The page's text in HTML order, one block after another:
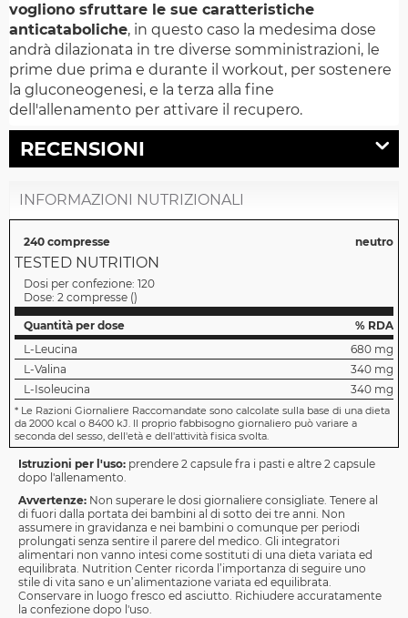
vogliono sfruttare le sue caratteristiche
anticataboliche, in questo caso la medesima dose
andrà dilazionata in tre diverse somministrazioni, le
prime due prima e durante il workout, per sostenere
la gluconeogenesi, e la terza alla fine
dell'allenamento per attivare il recupero.
RECENSIONI
INFORMAZIONI NUTRIZIONALI
240 compresse neutro
TESTED NUTRITION
Dosi per confezione: 120
Dose: 2 compresse ()
Quantità per dose
% RDA
L-Leucina
680 mg
L-Valina
340 mg
L-Isoleucina
340 mg
* Le Razioni Giornaliere Raccomandate sono calcolate sulla base di una dieta
da 2000 kcal o 8400 kJ. Il proprio fabbisogno giornaliero può variare a
seconda del sesso, dell'età e dell'attività fisica svolta.
Istruzioni per l'uso: prendere 2 capsule fra i pasti e altre 2 capsule
dopo l'allenamento.
Avvertenze: Non superare le dosi giornaliere consigliate. Tenere al
di fuori dalla portata dei bambini al di sotto dei tre anni. Non
assumere in gravidanza e nei bambini o comunque per periodi
prolungati senza sentire il parere del medico. Gli integratori
alimentari non vanno intesi come sostituti di una dieta variata ed
equilibrata. Nutrition Center ricorda l’importanza di seguire uno
stile di vita sano e un’alimentazione variata ed equilibrata.
Conservare in luogo fresco ed asciutto. Richiudere accuratamente
la confezione dopo l'uso.